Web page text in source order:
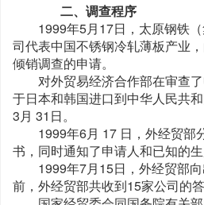
二、调查程序
1999年5月17日，太原钢铁（
司代表中国不锈钢冷轧薄板产业
倾销调查的申请。
对外贸易经济合作部在审查了
于日本和韩国进口到中华人民共
3月 31日。
1999年6月 17 日，外经贸部
书，同时通知了申请人和已知的生
1999年7月15日，外经贸部向
前，外经贸部共收到15家公司的答